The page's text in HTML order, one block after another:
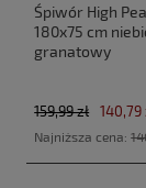
Śpiwór High
180x75 cm
granatowy
140,79
159,99 zł
Najniższa cena: